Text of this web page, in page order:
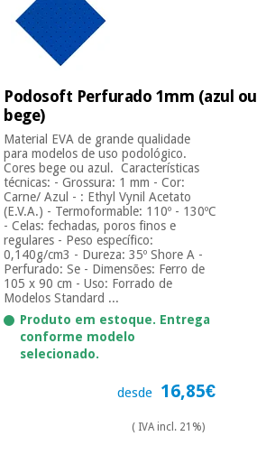
Podosoft Perfurado 1mm (azul ou
bege)
Material EVA de grande qualidade
para modelos de uso podológico.
Cores bege ou azul. Características
técnicas: - Grossura: 1 mm - Cor:
Carne/ Azul - : Ethyl Vynil Acetato
(E.V.A.) - Termoformable: 110º - 130ºC
- Celas: fechadas, poros finos e
regulares - Peso específico:
0,140g/cm3 - Dureza: 35º Shore A -
Perfurado: Se - Dimensões: Ferro de
105 x 90 cm - Uso: Forrado de
Modelos Standard ...
Produto em estoque. Entrega
conforme modelo
selecionado.
desde 16,85€
( IVA incl. 21%)